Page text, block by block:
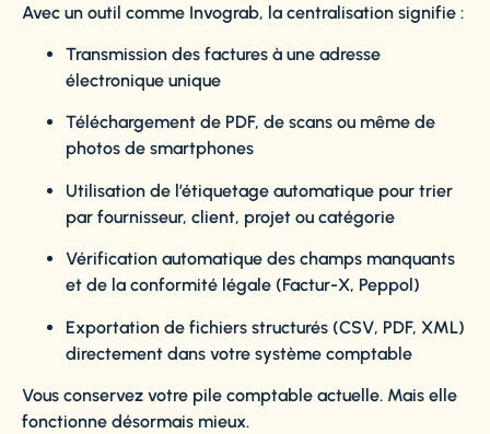
Avec un outil comme Invograb, la centralisation signifie :
Transmission des factures à une adresse
électronique unique
Téléchargement de PDF, de scans ou même de
photos de smartphones
Utilisation de l’étiquetage automatique pour trier
par fournisseur, client, projet ou catégorie
Vérification automatique des champs manquants
et de la conformité légale (Factur-X, Peppol)
Exportation de fichiers structurés (CSV, PDF, XML)
directement dans votre système comptable
Vous conservez votre pile comptable actuelle. Mais elle
fonctionne désormais mieux.